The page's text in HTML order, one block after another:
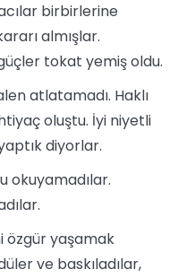
birbirlerine
almışlar.
tokat yemiş oldu.
atlatamadı. Haklı
oluştu. İyi niyetli
diyorlar.
okuyamadılar.
özgür yaşamak
ve baskıladılar,